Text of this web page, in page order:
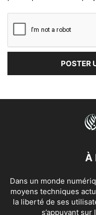
À
Dans un monde
moyens techniques
la liberté de ses
s’appuyant